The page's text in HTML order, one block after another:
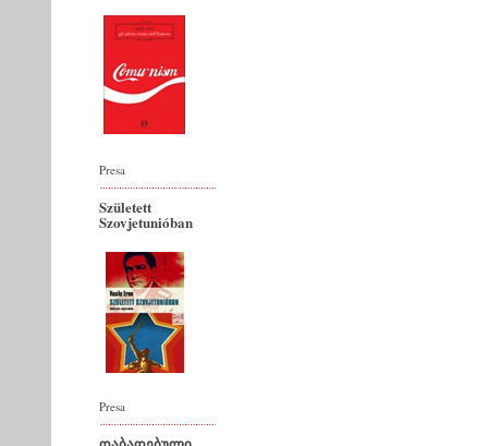
Presa
Született
Szovjetunióban
Presa